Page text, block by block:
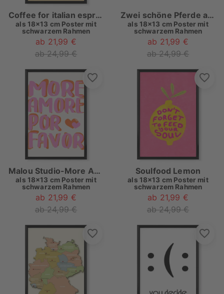
Coffee for italian espresso
als 18x13 cm Poster mit
schwarzem Rahmen
ab 21,99 €
ab 24,99 €
Zwei schöne Pferde auf Weiß
als 18x13 cm Poster mit
schwarzem Rahmen
ab 21,99 €
ab 24,99 €
Malou Studio-More Amore por Favore
als 18x13 cm Poster mit
schwarzem Rahmen
ab 21,99 €
ab 24,99 €
Soulfood Lemon
als 18x13 cm Poster mit
schwarzem Rahmen
ab 21,99 €
ab 24,99 €